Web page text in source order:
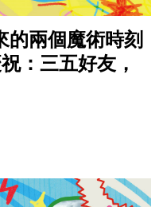
的兩個魔術時刻
：三五好友，